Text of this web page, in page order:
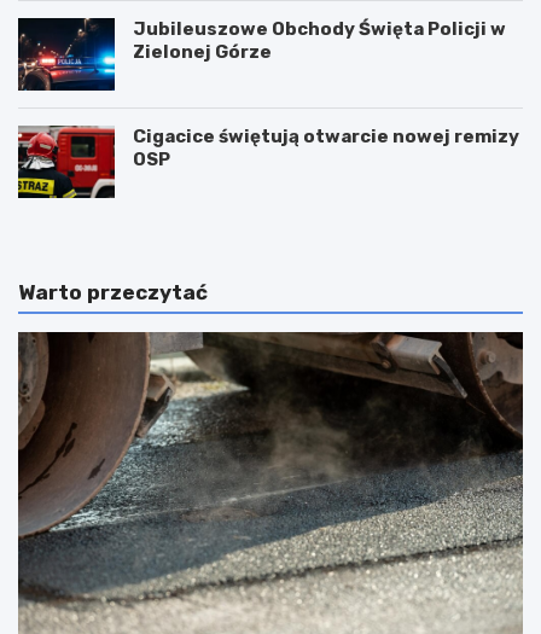
Jubileuszowe Obchody Święta Policji w
Zielonej Górze
Cigacice świętują otwarcie nowej remizy
OSP
Warto przeczytać